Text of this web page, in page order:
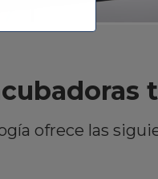
ofrece las